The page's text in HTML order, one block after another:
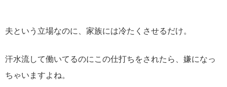
夫という立場なのに、家族には冷たくさせるだけ。
汗水流して働いてるのにこの仕打ちをされたら、嫌になっ
ちゃいますよね。